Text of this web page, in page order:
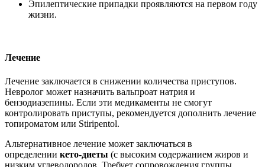
Эпилептические припадки проявляются на первом году
жизни.
Лечение
Лечение заключается в снижении количества приступов.
Невролог может назначить вальпроат натрия и
бензодиазепины. Если эти медикаменты не смогут
контролировать приступы, рекомендуется дополнить лечение
топироматом или Stiripentol.
Альтернативное лечение может заключаться в
определении кето-диеты (с высоким содержанием жиров и
низким углеводородов. Требует сопровождения группы